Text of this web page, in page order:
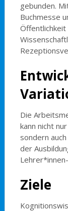
gebunden.
Buchmesse
Öffentlichkeit
Die
kann nicht
sondern
der
Ziele